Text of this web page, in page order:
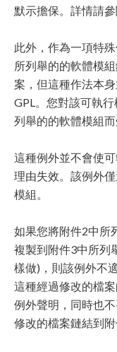
默示擔保。詳情請參
此外，作為一項特
所列舉的的軟體模
案，但這種作法本
GPL。您對該可執
列舉的的軟體模組而
這種例外並不會使
理由失效。該例外
模組。
如果您將附件2中所
複製到附件3中所列
樣做)，則該例外不
這種經過修改的檔
例外聲明，同時也
修改的檔案鏈結到